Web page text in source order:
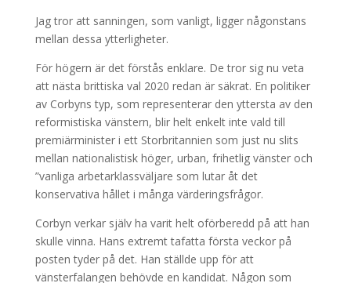
Jag tror att sanningen, som vanligt, ligger någonstans
mellan dessa ytterligheter.
För högern är det förstås enklare. De tror sig nu veta
att nästa brittiska val 2020 redan är säkrat. En politiker
av Corbyns typ, som representerar den yttersta av den
reformistiska vänstern, blir helt enkelt inte vald till
premiärminister i ett Storbritannien som just nu slits
mellan nationalistisk höger, urban, frihetlig vänster och
”vanliga arbetarklassväljare som lutar åt det
konservativa hållet i många värderingsfrågor.
Corbyn verkar själv ha varit helt oförberedd på att han
skulle vinna. Hans extremt tafatta första veckor på
posten tyder på det. Han ställde upp för att
vänsterfalangen behövde en kandidat. Någon som